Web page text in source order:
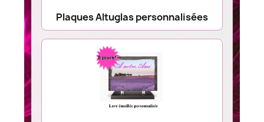
Plaques Altuglas personnalisées